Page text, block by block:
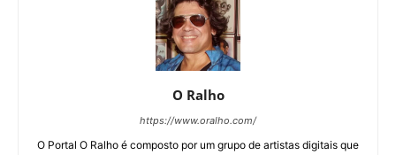
O Ralho
https://www.oralho.com/
O Portal O Ralho é composto por um grupo de artistas digitais que